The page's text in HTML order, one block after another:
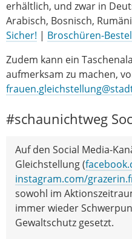
erhältlich, und zwar in
Arabisch, Bosnisch,
Sicher! | Broschüren-
Zudem kann ein
aufmerksam zu machen,
#schaunichtweg
Auf den Social Media-
Gleichstellung (
instagram.com/
sowohl im
immer wieder
Gewaltschutz gesetzt.